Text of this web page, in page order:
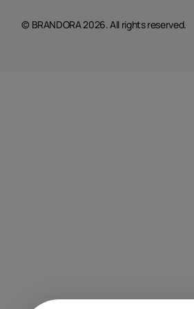
© BRANDORA 2026. All rights reserved.